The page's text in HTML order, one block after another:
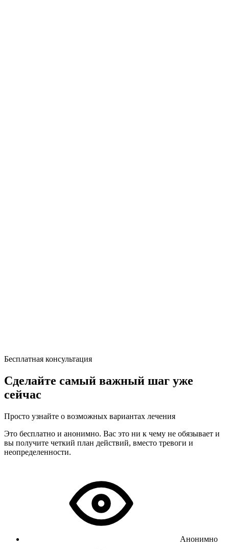
Бесплатная консультация
Сделайте самый важный шаг уже
сейчас
Просто узнайте о возможных вариантах лечения
Это бесплатно и анонимно. Вас это ни к чему не обязывает и
вы получите четкий план действий, вместо тревоги и
неопределенности.
Анонимно